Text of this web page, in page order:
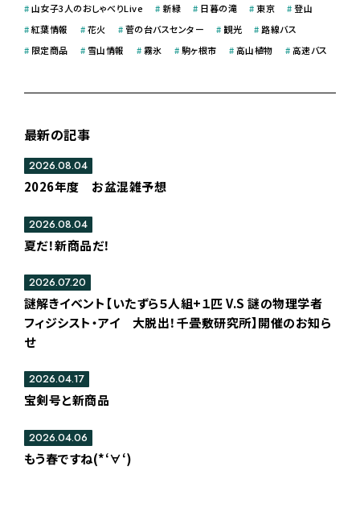
#山女子3人のおしゃべりLive # 新緑 # 日暮の滝 #東京 #登山
#紅葉情報 #花火 #菅の台バスセンター # 観光 # 路線バス
# 限定商品 # 雪山情報 #霧氷 #駒ヶ根市 #高山植物 #高速バス
最新の記事
2026年度 お盆混雑予想
2026.08.04
夏だ！新商品だ！
2026.08.04
謎解きイベント【いたずら５人組+１匹 V.S 謎の物理学者
フィジシスト・アイ 大脱出！千畳敷研究所】開催のお知ら
せ
2026.07.20
宝剣号と新商品
2026.04.17
もう春ですね(*‘∀‘)
2026.04.06